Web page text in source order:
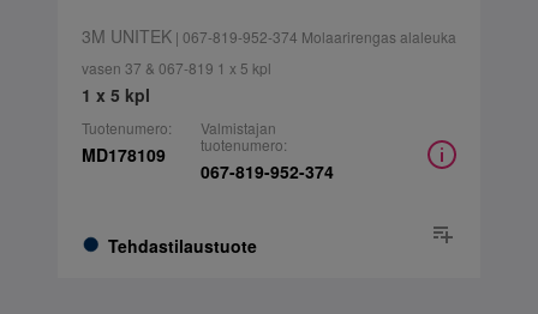
3M UNITEK| 067-819-952-374 Molaarirengas alaleuka
vasen 37 & 067-819 1 x 5 kpl
1 x 5 kpl
Tuotenumero:
MD178109
Tehdastilaustuote
Valmistajan
tuotenumero:
067-819-952-374